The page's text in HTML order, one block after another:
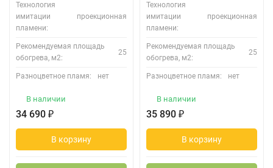
Технология
имитации
пламени:
проекционная
Рекомендуемая площадь
обогрева, м2:
25
Разноцветное пламя: нет
В наличии
34 690 ₽
В корзину
Технология
имитации
пламени:
проекционная
Рекомендуемая площадь
обогрева, м2:
25
Разноцветное пламя: нет
В наличии
35 890 ₽
В корзину